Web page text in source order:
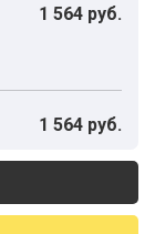
1 564 руб.
1 564 руб.